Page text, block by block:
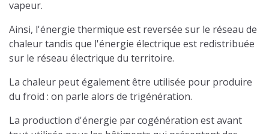
vapeur.
Ainsi, l'énergie thermique est reversée sur le réseau de
chaleur tandis que l'énergie électrique est redistribuée
sur le réseau électrique du territoire.
La chaleur peut également être utilisée pour produire
du froid : on parle alors de trigénération.
La production d'énergie par cogénération est avant